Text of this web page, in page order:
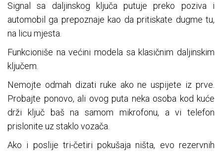
Signal sa daljinskog ključa putuje preko poziva i
automobil ga prepoznaje kao da pritiskate dugme tu,
na licu mjesta.
Funkcioniše na većini modela sa klasičnim daljinskim
ključem.
Nemojte odmah dizati ruke ako ne uspijete iz prve.
Probajte ponovo, ali ovog puta neka osoba kod kuće
drži ključ baš na samom mikrofonu, a vi telefon
prislonite uz staklo vozača.
Ako i poslije tri-četiri pokušaja ništa, evo rezervnih